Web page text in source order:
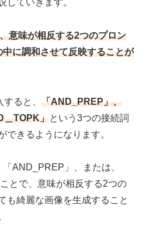
していきます。
意味が相反する2つのプロン
に調和させて反映することが
すると、「AND_PREP」、
＿TOPK」という3つの接続詞
できるようになります。
AND_PREP」、または、
とで、意味が相反する2つの
も綺麗な画像を生成すること